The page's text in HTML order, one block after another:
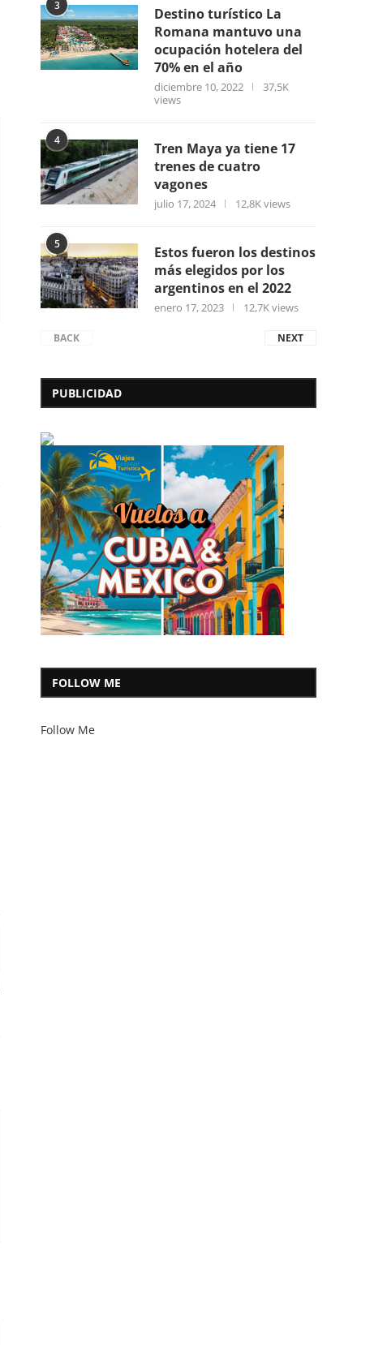
3
Destino turístico La
Romana mantuvo una
ocupación hotelera del
70% en el año
diciembre 10, 2022
37,5K
views
4
Tren Maya ya tiene 17
trenes de cuatro
vagones
julio 17, 2024 12,8K views
5
Estos fueron los destinos
más elegidos por los
argentinos en el 2022
enero 17, 2023 12,7K views
BACK NEXT
PUBLICIDAD
FOLLOW ME
Follow Me